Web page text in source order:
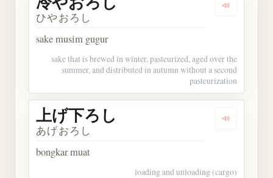
Dengarkan
ひやおろし
sake musim gugur
sake that is brewed in winter, pasteurized, aged over the
summer, and distributed in autumn without a second
pasteurization
Dengarkan
上げ下ろし
あげおろし
bongkar muat
loading and unloading (cargo)